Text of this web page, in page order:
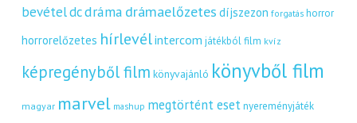
bevételdcdráma drámaelőzetes díjszezon forgatás horror
horrorelőzetes hírlevélintercom játékból film kvíz
képregényből film könyvajánló könyvből film
magyar marvel mashup megtörtént eset nyereményjáték